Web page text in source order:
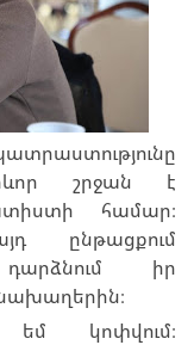
շրջան է
համար։
ընթացքում
իր
կոփվում։